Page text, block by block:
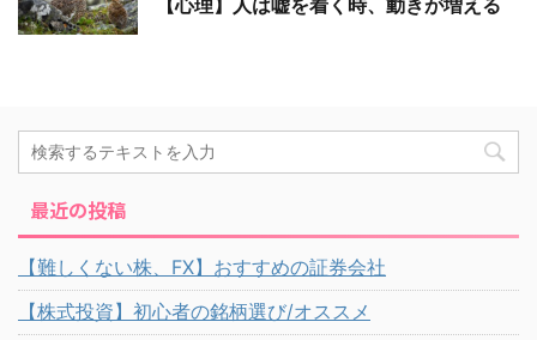
最近の投稿
【難しくない株、FX】おすすめの証券会社
【株式投資】初心者の銘柄選び/オススメ